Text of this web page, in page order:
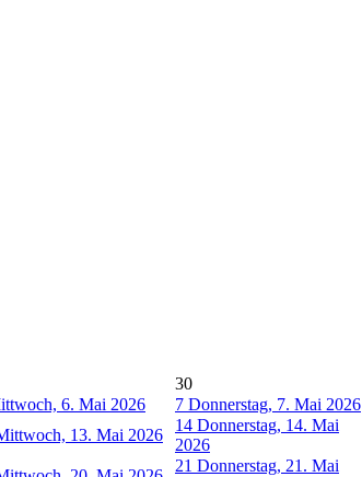
30
6. Mai 2026 7 Donnerstag, 7. Mai 2026
13. Mai 2026
14 Donnerstag, 14. Mai
2026
21 Donnerstag, 21. Mai